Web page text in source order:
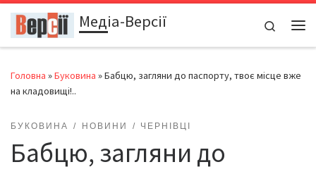
Перейти до вмістуМедіа-Версії
Search
Головна »Буковина »Бабцю, загляни до паспорту, твоє місце вже
на кладовищі!..
БУКОВИНА НОВИНИ ЧЕРНІВЦІ
Бабцю, загляни до